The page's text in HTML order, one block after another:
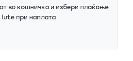
во кошничка и избери плаќање
Iute при наплата